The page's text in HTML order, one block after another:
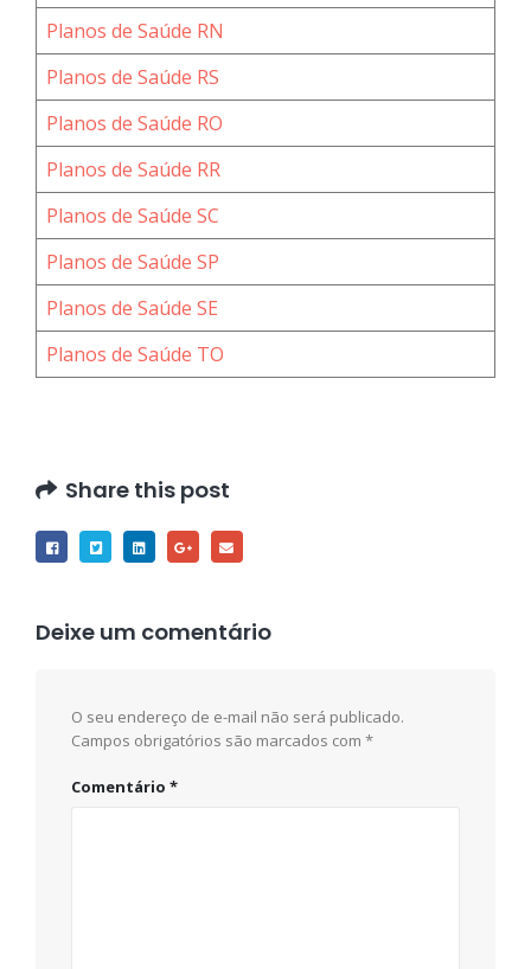
Planos de Saúde RN
Planos de Saúde RS
Planos de Saúde RO
Planos de Saúde RR
Planos de Saúde SC
Planos de Saúde SP
Planos de Saúde SE
Planos de Saúde TO
Share this post
Deixe um comentário
O seu endereço de e-mail não será publicado.
Campos obrigatórios são marcados com *
Comentário *